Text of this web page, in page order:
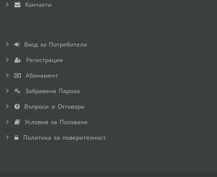
Контакти
Вход за Потребители
Регистрация
Абонамент
Забравена Парола
Въпроси и Отговори
Условия за Ползване
Политика за поверителност